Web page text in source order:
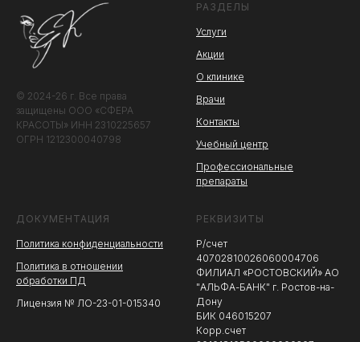
© 2024-26 г. Все права
защищены ООО «СФЕРА
КРАСОТЫ» ИНН 2310225657
ОГРН 1212300040798
РАЗДЕЛЫ
Услуги
Акции
О клинике
Врачи
Контакты
Учебный центр
Профессиональные
препараты
ДОКУМЕНТАЦИЯ
Политика конфиденциальности
Политика в отношении
обработки ПД
Лицензия № ЛО-23-01-015340
РЕКВИЗИТЫ
Р/счет
40702810026060004706
ФИЛИАЛ «РОСТОВСКИЙ» АО
"АЛЬФА-БАНК" г. Ростов-на-
Дону
БИК 046015207
Корр.счет